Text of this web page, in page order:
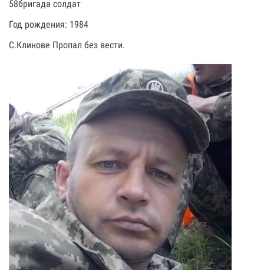
58бригада солдат
Год рождения: 1984
С.Клинове Пропал без вести.